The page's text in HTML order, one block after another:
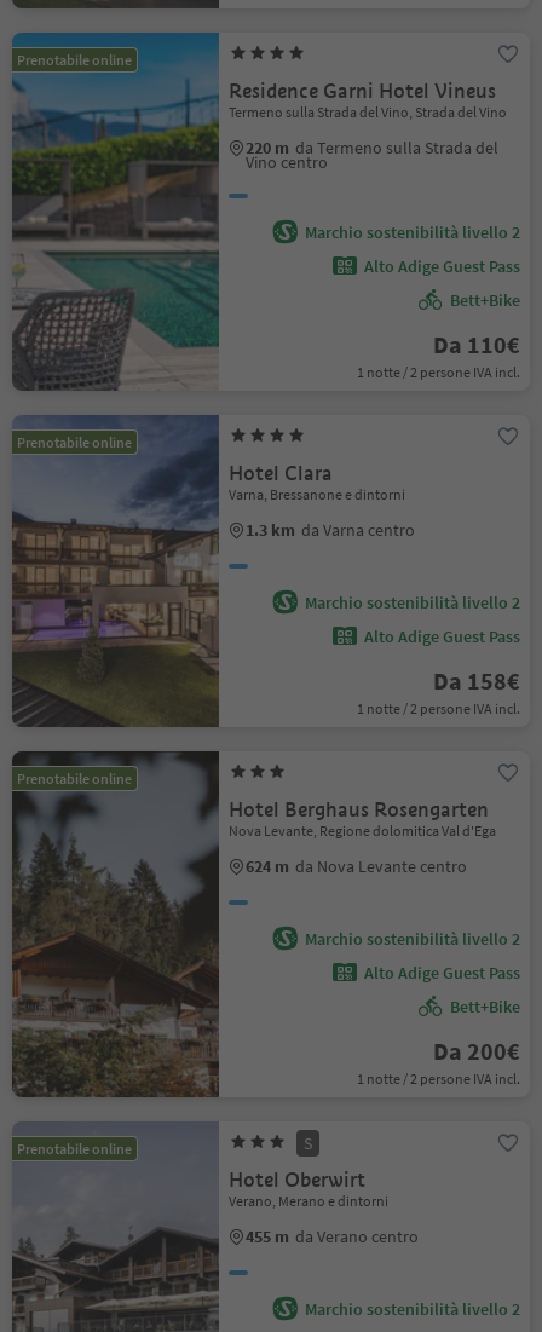
Prenotabile online
Residence Garni Hotel Vineus
Termeno sulla Strada del Vino, Strada del Vino
220 m da Termeno sulla Strada del
Vino centro
Marchio sostenibilità livello 2
Alto Adige Guest Pass
Bett+Bike
Da 110€
1 notte / 2 persone IVA incl.
Prenotabile online
Hotel Clara
Varna, Bressanone e dintorni
1.3 km da Varna centro
Marchio sostenibilità livello 2
Alto Adige Guest Pass
Da 158€
1 notte / 2 persone IVA incl.
Prenotabile online
Hotel Berghaus Rosengarten
Nova Levante, Regione dolomitica Val d'Ega
624 m da Nova Levante centro
Marchio sostenibilità livello 2
Alto Adige Guest Pass
Bett+Bike
Da 200€
1 notte / 2 persone IVA incl.
Prenotabile online S
Hotel Oberwirt
Verano, Merano e dintorni
455 m da Verano centro
Marchio sostenibilità livello 2